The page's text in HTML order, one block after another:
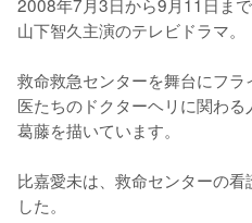
山下智久主演のテレビドラマ。
救命救急センターを舞台にフ
医たちのドクターヘリに関わ
葛藤を描いています。
比嘉愛未は、救命センターの
した。